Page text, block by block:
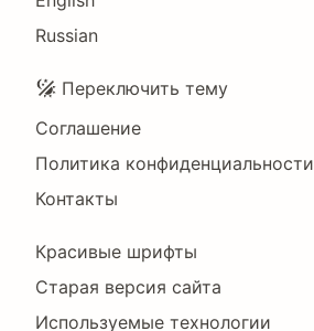
Russian
Подвал
Переключить тему
Соглашение
Политика конфиденциальности
Контакты
Footer
Right
Красивые шрифты
Старая версия сайта
Используемые технологии